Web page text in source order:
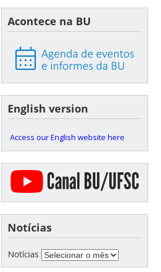
Acontece na BU
English version
Access our English website here
Notícias
Notícias